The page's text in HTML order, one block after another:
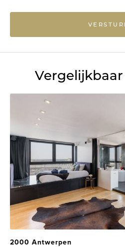
2000 Antwerpen